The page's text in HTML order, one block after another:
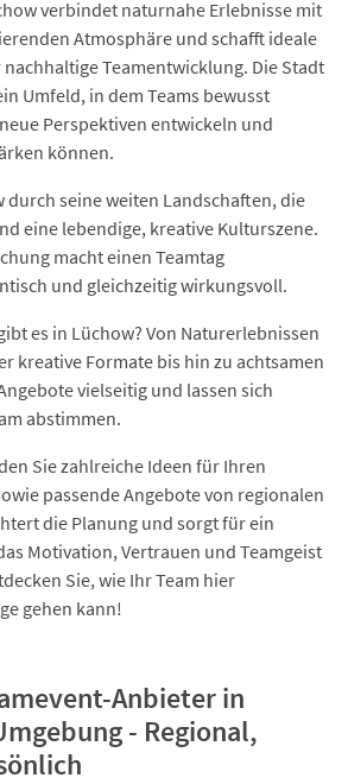
verbindet naturnahe Erlebnisse mit
Atmosphäre und schafft ideale
Teamentwicklung. Die Stadt
Umfeld, in dem Teams bewusst
Perspektiven entwickeln und
können.
durch seine weiten Landschaften, die
eine lebendige, kreative Kulturszene.
macht einen Teamtag
und gleichzeitig wirkungsvoll.
es in Lüchow? Von Naturerlebnissen
kreative Formate bis hin zu achtsamen
vielseitig und lassen sich
abstimmen.
Sie zahlreiche Ideen für Ihren
passende Angebote von regionalen
die Planung und sorgt für ein
Motivation, Vertrauen und Teamgeist
Sie, wie Ihr Team hier
gehen kann!
Anbieter in
- Regional,